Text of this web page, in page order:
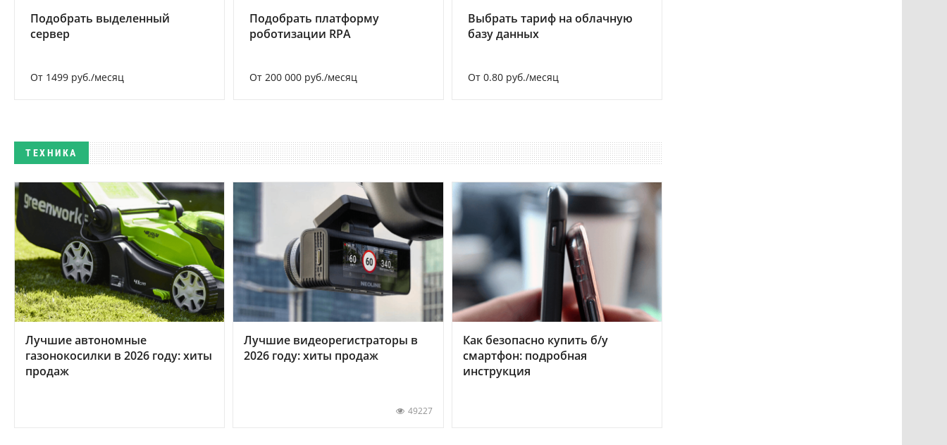
Подобрать выделенный
сервер
От 1499 руб./месяц
Подобрать платформу
роботизации RPA
От 200 000 руб./месяц
Выбрать тариф на облачную
базу данных
От 0.80 руб./месяц
ТЕХНИКА
Лучшие автономные
газонокосилки в 2026 году: хиты
продаж
Лучшие видеорегистраторы в
2026 году: хиты продаж
49227
Как безопасно купить б/у
смартфон: подробная
инструкция